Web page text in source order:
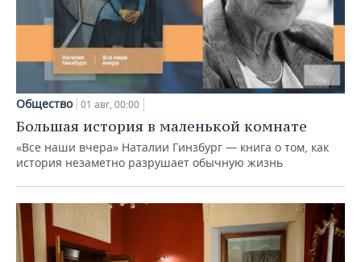
Общество 01 авг, 00:00
Большая история в маленькой комнате
«Все наши вчера» Наталии Гинзбург — книга о том, как
история незаметно разрушает обычную жизнь